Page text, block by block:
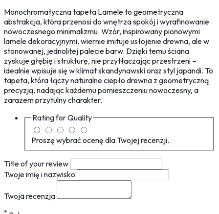
Monochromatyczna tapeta Lamele to geometryczna
abstrakcja, która przenosi do wnętrza spokój i wyrafinowanie
nowoczesnego minimalizmu. Wzór, inspirowany pionowymi
lamele dekoracyjnymi, wiernie imituje usłojenie drewna, ale w
stonowanej, jednolitej palecie barw. Dzięki temu ściana
zyskuje głębię i strukturę, nie przytłaczając przestrzeni –
idealnie wpisuje się w klimat skandynawski oraz styl japandi. To
tapeta, która łączy naturalne ciepło drewna z geometryczną
precyzją, nadając każdemu pomieszczeniu nowoczesny, a
zarazem przytulny charakter.
Rating forQuality
Proszę wybrać ocenę dla Twojej recenzji.
Title of your review
Twoje imię i nazwisko
Twoja recenzja
*